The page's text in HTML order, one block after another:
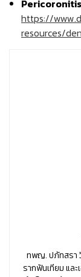
https://
resources/
ทพญ. ปภัทสรา
รากฟันเทียม แล